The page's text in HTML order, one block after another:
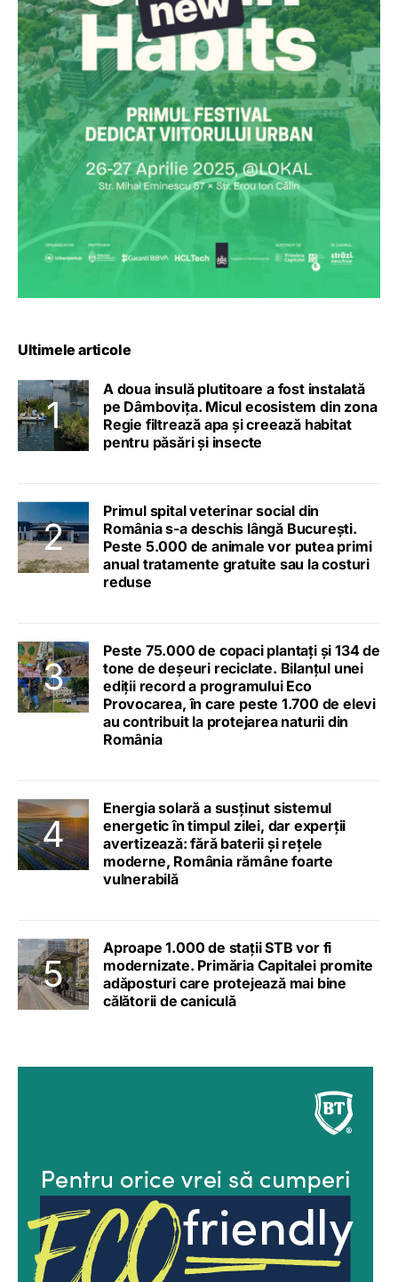
Ultimele articole
A doua insulă plutitoare a fost instalată
pe Dâmbovița. Micul ecosistem din zona
Regie filtrează apa și creează habitat
pentru păsări și insecte
Primul spital veterinar social din
România s-a deschis lângă București.
Peste 5.000 de animale vor putea primi
anual tratamente gratuite sau la costuri
reduse
Peste 75.000 de copaci plantați și 134 de
tone de deșeuri reciclate. Bilanțul unei
ediții record a programului Eco
Provocarea, în care peste 1.700 de elevi
au contribuit la protejarea naturii din
România
Energia solară a susținut sistemul
energetic în timpul zilei, dar experții
avertizează: fără baterii și rețele
moderne, România rămâne foarte
vulnerabilă
Aproape 1.000 de stații STB vor fi
modernizate. Primăria Capitalei promite
adăposturi care protejează mai bine
călătorii de caniculă